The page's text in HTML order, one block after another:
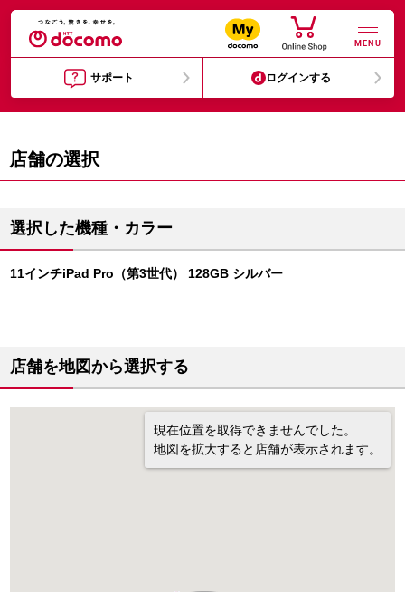
MENU
サポート ログインする
店舗の選択
選択した機種・カラー
11インチiPad Pro（第3世代） 128GB シルバー
店舗を地図から選択する
現在位置を取得できませんでした。
地図を拡大すると店舗が表示されます。